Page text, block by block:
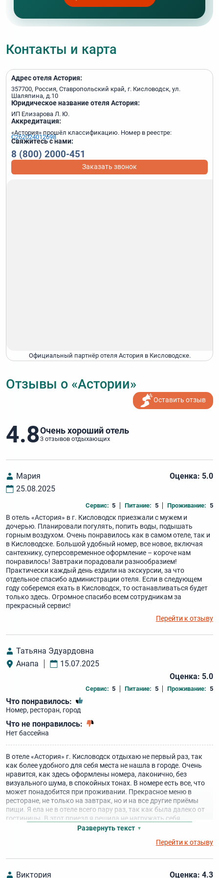
Контакты и карта
Адрес отеля Астория:
357700, Россия, Ставропольский край, г. Кисловодск, ул.
Шаляпина, д.10
Юридическое название отеля Астория:
ИП Елизарова Л. Ю.
Аккредитация:
«Астория» прошёл классификацию. Номер в реестре:
С262024012698
Свяжитесь с нами:
8 (800) 2000-451
Заказать звонок
Официальный партнёр отеля Астория в Кисловодске.
Отзывы о «Астории»
Оставить отзыв
4.8Очень хороший отель
3 отзывов отдыхающих
Мария
25.08.2025
Оценка: 5.0
Сервис: 5 Питание: 5 Проживание: 5
В отель «Астория» в г. Кисловодск приезжали с мужем и
дочерью. Планировали погулять, попить воды, подышать
горным воздухом. Очень понравилось как в самом отеле, так и
в Кисловодске. Большой удобный номер, все новое, включая
сантехнику, суперсовременное оформление – короче нам
понравилось! Завтраки порадовали разнообразием!
Практически каждый день ездили на экскурсии, за что
отдельное спасибо администрации отеля. Если в следующем
году соберемся ехать в Кисловодск, то останавливаться будет
только здесь. Огромное спасибо всем сотрудникам за
прекрасный сервис!
Перейти к отзыву
Татьяна Эдуардовна
Анапа
15.07.2025
Оценка: 5.0
Сервис: 5 Питание: 5 Проживание: 5
Что понравилось:
Номер, ресторан, город
Что не понравилось:
Нет бассейна
В отеле «Астория» г. Кисловодск отдыхаю не первый раз, так
как более удобного для себя места не нашла в городе. Очень
нравится, как здесь оформлены номера, лаконично, без
визуального шума, в спокойных тонах. В номере есть все, что
может понадобится при проживании. Прекрасное меню в
ресторане, не только на завтрак, но и на все другие приёмы
пищи. Я ела не в отеле всего пару раз, так как была далеко от
гостиницы. В этот приезд я решила не нагружать себя
экскурсиями и просто гуляла по городу, очень живописно,
бассейна или каких-нибудь бань, спа и прочего, а очень
Рекомендую всем любителям расслабленного отдыха!
Развернуть текст
Перейти к отзыву
Виктория Оценка: 4.3